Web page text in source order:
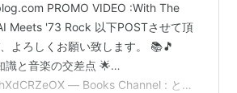
PROMO VIDEO :With The
Meets '73 Rock 以下POSTさせて頂
よろしくお願い致します。 📚🎵
識と音楽の交差点 🌟…
— Books Channel : とき